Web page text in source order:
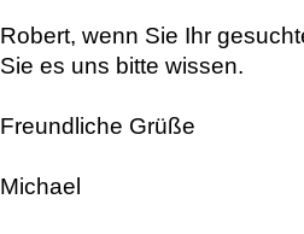
Robert, wenn Sie Ihr
Sie es uns bitte wissen.
Freundliche Grüße
Michael